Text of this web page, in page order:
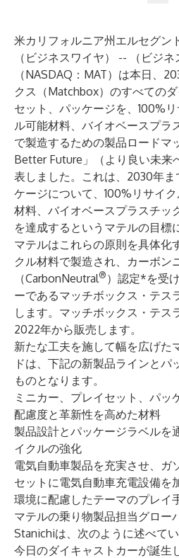
米カリフォルニア州エルセグン
（ビジネスワイヤ） -- （ビジ
（NASDAQ：MAT）は本日、
クス（Matchbox）のすべての
セット、パッケージを、100%
ル可能材料、バイオベースプラ
で製造するための製品ロードマ
Better Future」（より良い未来
表しました。これは、2030年
ケージについて、100%リサイ
材料、バイオベースプラスチッ
を達成するというマテルの目標
マテルはこれらの原則を具体化
クル材料で製造され、カーボン
（CarbonNeutral® ）認定*を受
ーであるマッチボックス・テス
します。マッチボックス・テス
2022年から販売します。
新たな工夫を施して幅を広げた
ドは、下記の新製品ラインとパ
ものとなります。
ミニカー、プレイセット、パッ
配慮度と革新性を高めた材料
製品設計とパッケージラベルを
イクルの強化
電気自動車製品を充実させ、ガ
セットに電気自動車充電設備を
環境に配慮したテーマのプレイ
マテルの乗り物製品担当グロー
Stanichiは、次のように述べて
今日のダイキャストカーが誕生